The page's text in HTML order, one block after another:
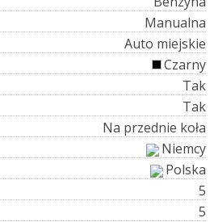
Manualna
Auto miejskie
Czarny
Tak
Tak
Na przednie koła
Niemcy
Polska
5
5